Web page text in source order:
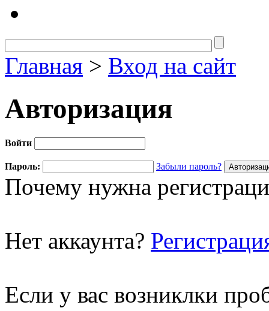
Главная > Вход на сайт
Авторизация
Войти
Пароль: Забыли пароль?
Почему нужна
Нет аккаунта?
Если у вас возниклки